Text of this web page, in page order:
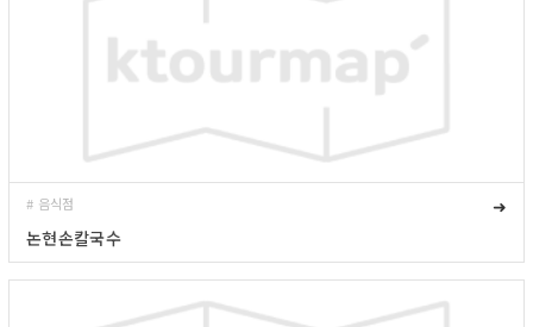
# 음식점
➜
논현손칼국수